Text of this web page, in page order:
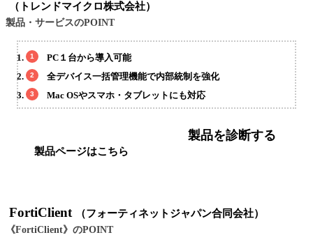
（トレンドマイクロ株式会社）
製品・サービスのPOINT
PC１台から導入可能
全デバイス一括管理機能で内部統制を強化
Mac OSやスマホ・タブレットにも対応
製品ページはこちら
製品を診断する
FortiClient （フォーティネットジャパン合同会社）
《FortiClient》のPOINT